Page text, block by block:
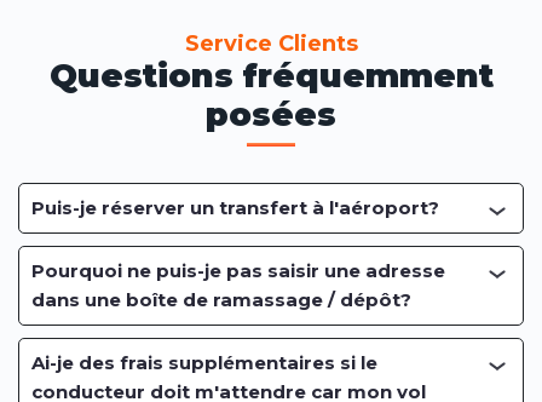
Service Clients
Questions fréquemment
posées
Puis-je réserver un transfert à l'aéroport?
Pourquoi ne puis-je pas saisir une adresse
dans une boîte de ramassage / dépôt?
Ai-je des frais supplémentaires si le
conducteur doit m'attendre car mon vol